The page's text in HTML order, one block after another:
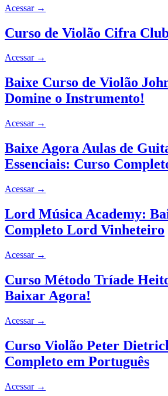
Acessar →
Curso de Violão Cifra
Acessar →
Baixe Curso de Violão
Domine o Instrumento!
Acessar →
Baixe Agora Aulas de
Essenciais: Curso
Acessar →
Lord Música Academy:
Completo Lord Vinheteiro
Acessar →
Curso Método Tríade
Baixar Agora!
Acessar →
Curso Violão Peter
Completo em Português
Acessar →